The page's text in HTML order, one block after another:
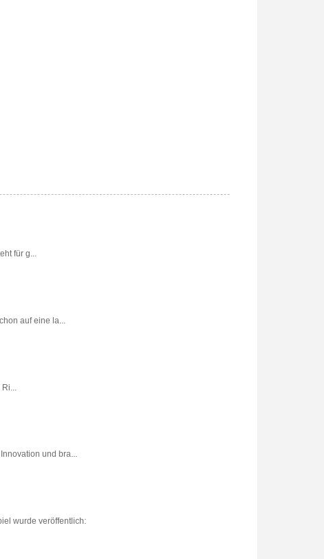
für g...
auf eine la...
und bra...
wurde veröffentlich: